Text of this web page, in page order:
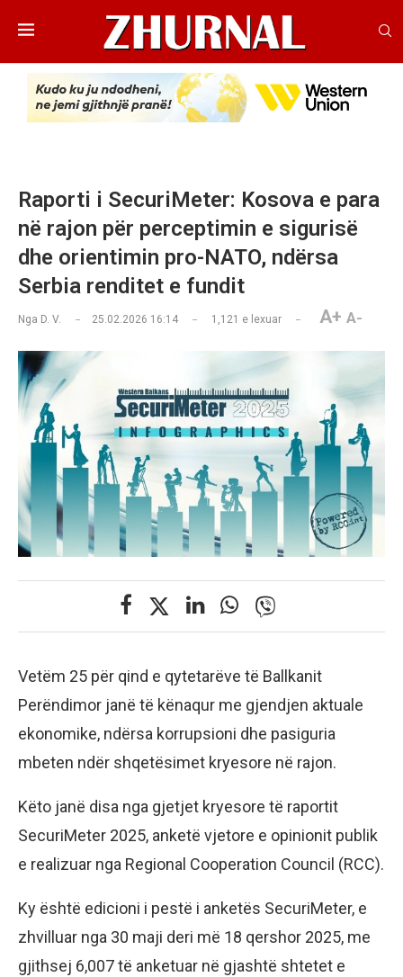
Raporti i SecuriMeter: Kosova e para
në rajon për perceptimin e sigurisë
dhe orientimin pro-NATO, ndërsa
Serbia renditet e fundit
Nga D. V. 25.02.2026 16:14 1,121 e lexuar A+ A-
Vetëm 25 për qind e qytetarëve të Ballkanit
Perëndimor janë të kënaqur me gjendjen aktuale
ekonomike, ndërsa korrupsioni dhe pasiguria
mbeten ndër shqetësimet kryesore në rajon.
Këto janë disa nga gjetjet kryesore të raportit
SecuriMeter 2025, anketë vjetore e opinionit publik
e realizuar nga Regional Cooperation Council (RCC).
Ky është edicioni i pestë i anketës SecuriMeter, e
zhvilluar nga 30 maji deri më 18 qershor 2025, me
gjithsej 6,007 të anketuar në gjashtë shtetet e